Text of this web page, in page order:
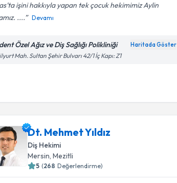
işini hakkıyla yapan tek çocuk hekimimiz Aylin
....
Devamı
Özel Ağız ve Diş Sağlığı Polikliniği Haritada Göster
Mah. Sultan Şehir Bulvarı 42/1 İç Kapı: Z1
Dt. Mehmet Yıldız
Diş Hekimi
Mersin , Mezitli
5 (268 Değerlendirme)